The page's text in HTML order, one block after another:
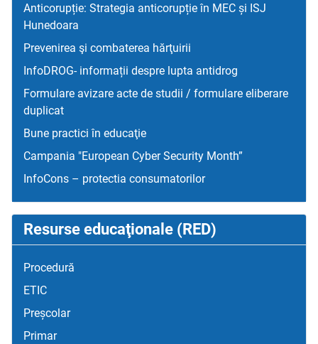
Anticorupție: Strategia anticorupție în MEC și ISJ
Hunedoara
Prevenirea şi combaterea hărţuirii
InfoDROG- informații despre lupta antidrog
Formulare avizare acte de studii / formulare eliberare
duplicat
Bune practici în educaţie
Campania "European Cyber Security Month”
InfoCons – protectia consumatorilor
Resurse educaţionale (RED)
Procedură
ETIC
Preșcolar
Primar